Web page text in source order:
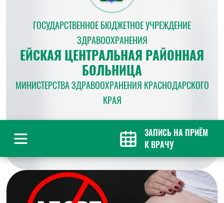
ГОСУДАРСТВЕННОЕ БЮДЖЕТНОЕ УЧРЕЖДЕНИЕ
ЗДРАВООХРАНЕНИЯ
ЕЙСКАЯ ЦЕНТРАЛЬНАЯ РАЙОННАЯ
БОЛЬНИЦА
МИНИСТЕРСТВА ЗДРАВООХРАНЕНИЯ КРАСНОДАРСКОГО
КРАЯ
ЗАПИСЬ НА ПРИЁМ
К ВРАЧУ